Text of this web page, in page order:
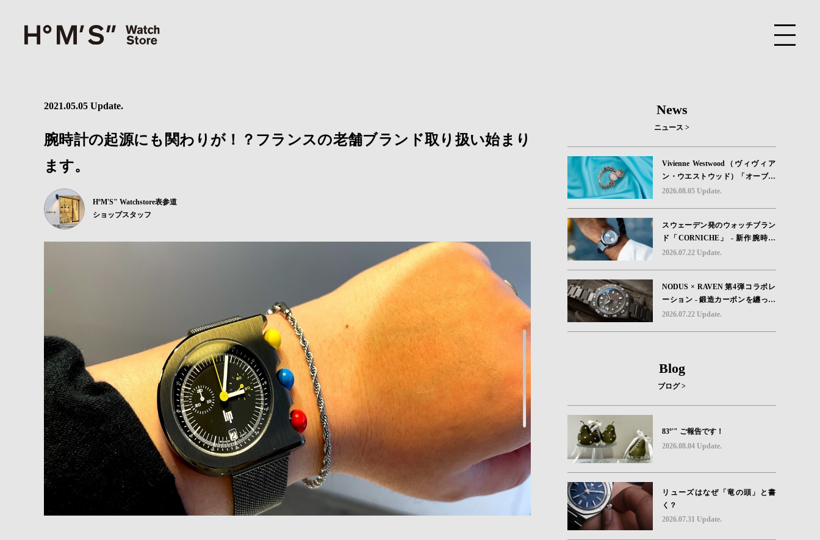
2021.05.05 Update.
腕時計の起源にも関わりが！？フランスの老舗ブランド取り扱い始まり
ます。
HºM'S" Watchstore表参道
ショップスタッフ
News
ニュース >
Vivienne Westwood（ヴィヴィア
ン・ウエストウッド）「オーブボ
タン」コレクションに、⽇本限定
2026.08.05 Update.
スウェーデン発のウォッチブラン
ド「CORNICHE」 - 新作腕時計
地中海の夏を映す、爽やかなブル
2026.07.22 Update.
NODUS × RAVEN 第4弾コラボレ
ーション - 鍛造カーボンを纏った
GMTウォッチ「TRAILTREKKER
2026.07.22 Update.
Blog
ブログ >
83º'" ご報告です！
2026.08.04 Update.
リューズはなぜ「竜の頭」と書
く？
2026.07.31 Update.